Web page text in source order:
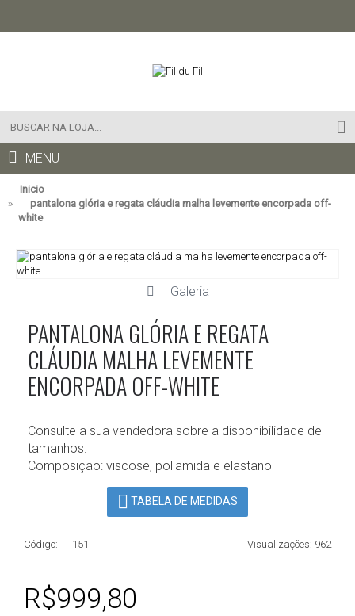
MENU
Inicio
pantalona glória e regata cláudia malha levemente encorpada off-
white
Galeria
PANTALONA GLÓRIA E REGATA
CLÁUDIA MALHA LEVEMENTE
ENCORPADA OFF-WHITE
Consulte a sua vendedora sobre a disponibilidade de
tamanhos.
Composição: viscose, poliamida e elastano
TABELA DE MEDIDAS
Visualizações: 962
Código: 151
R$999,80